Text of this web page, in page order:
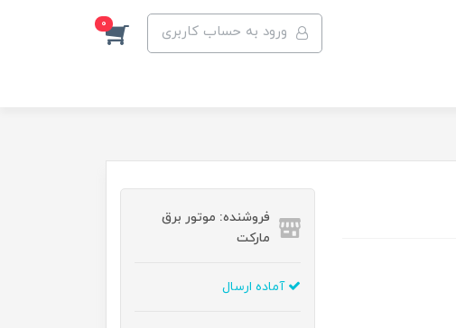
ورود به حساب کاربری 0
فروشنده: موتور برق
مارکت
آماده ارسال